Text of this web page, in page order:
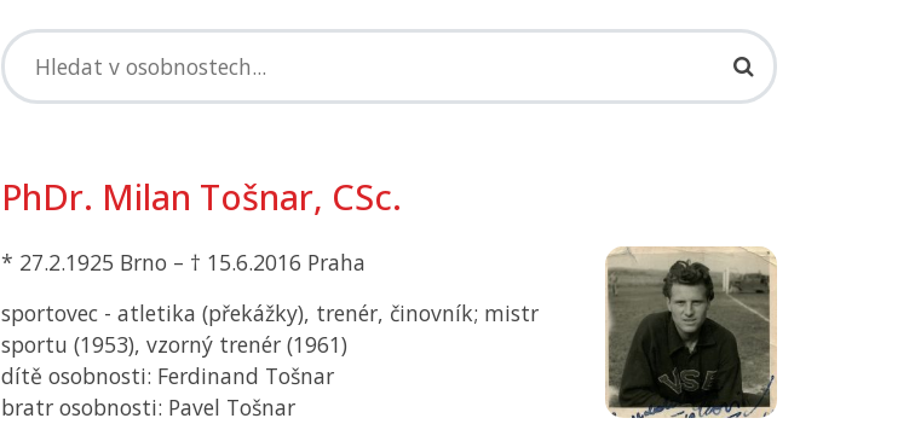
PhDr. Milan Tošnar, CSc.
* 27.2.1925 Brno – † 15.6.2016 Praha
sportovec - atletika (překážky), trenér, činovník; mistr
sportu (1953), vzorný trenér (1961)
dítě osobnosti: Ferdinand Tošnar
bratr osobnosti: Pavel Tošnar